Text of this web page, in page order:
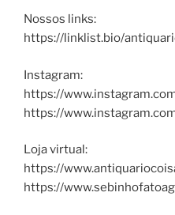
Nossos links:
https://linklist.bio/
Instagram:
https://
https://
Loja virtual:
https://
https://